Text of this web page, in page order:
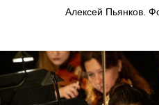
Алексей Пьянков.